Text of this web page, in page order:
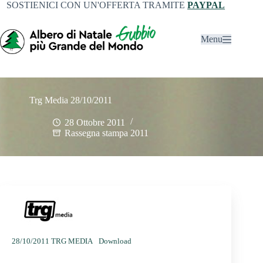
SOSTIENICI CON UN'OFFERTA TRAMITEPAYPAL
Menu
Trg Media 28/10/2011
28 Ottobre 2011
Rassegna stampa 2011
28/10/2011 TRG MEDIA Download